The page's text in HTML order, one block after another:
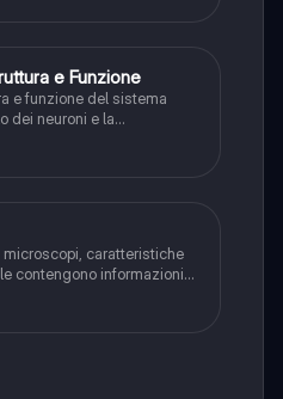
e Funzione
e funzione del sistema
dei neuroni e la
caratteristiche
contengono informazioni
dall’ambiente, i viventi
la vita é organizzata